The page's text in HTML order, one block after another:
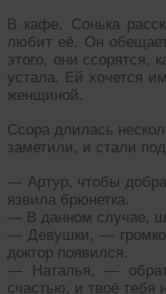
В кафе, Сонька
любит её. Он
этого, они ссорятся,
устала. Ей хочется
женщиной.
Ссора длилась
заметили, и стали
— Артур, чтобы
язвила брюнетка.
— В данном случае,
— Девушки, — громко
доктор появился.
— Наталья, —
счастью, и твоё тебя